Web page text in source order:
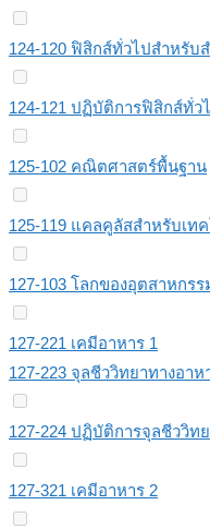
124-120 ฟิสิกส์ทั่วไปสําหรับ
124-121 ปฏิบัติการฟิสิกส์ทั่ว
125-102 คณิตศาสตร์พื้นฐาน
125-119 แคลคูลัสสำหรับเท
127-103 โลกของอุตสาหกร
127-221 เคมีอาหาร 1
127-223 จุลชีววิทยาทางอาห
127-224 ปฏิบัติการจุลชีววิท
127-321 เคมีอาหาร 2